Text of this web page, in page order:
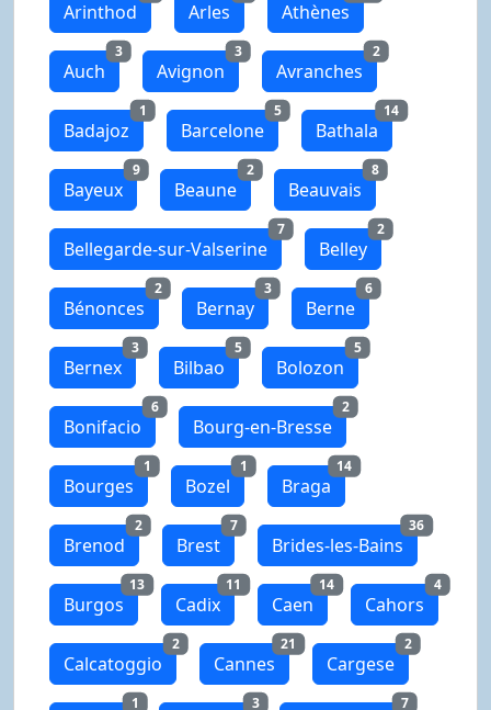
Arinthod Arles Athènes
Auch
3
Avignon
3
Avranches
2
Badajoz
1
Barcelone
5
Bathala
14
Bayeux
9
Beaune
2
Beauvais
8
Bellegarde-sur-Valserine
7
Belley
2
Bénonces
2
Bernay
3
Berne
6
Bernex
3
Bilbao
5
Bolozon
5
Bonifacio
6
Bourg-en-Bresse
2
Bourges
1
Bozel
1
Braga
14
Brenod
2
Brest
7
Brides-les-Bains
36
Burgos
13
Cadix
11
Caen
14
Cahors
4
Calcatoggio
2
Cannes
21
Cargese
2
1 3 7